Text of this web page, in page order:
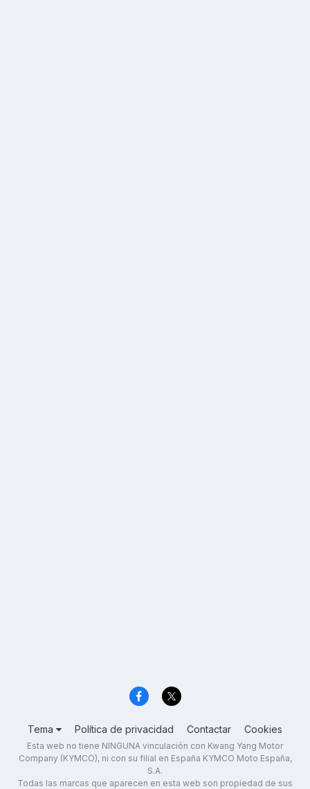
Tema Política de privacidad Contactar Cookies
Esta web no tiene NINGUNA vinculación con Kwang Yang Motor
Company (KYMCO), ni con su filial en España KYMCO Moto España,
S.A.
Todas las marcas que aparecen en esta web son propiedad de sus